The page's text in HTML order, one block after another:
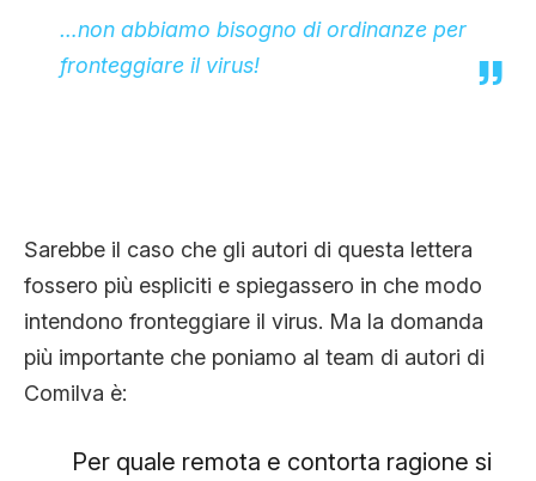
…non abbiamo bisogno di ordinanze per
fronteggiare il virus!
Sarebbe il caso che gli autori di questa lettera
fossero più espliciti e spiegassero in che modo
intendono fronteggiare il virus. Ma la domanda
più importante che poniamo al team di autori di
Comilva è:
Per quale remota e contorta ragione si